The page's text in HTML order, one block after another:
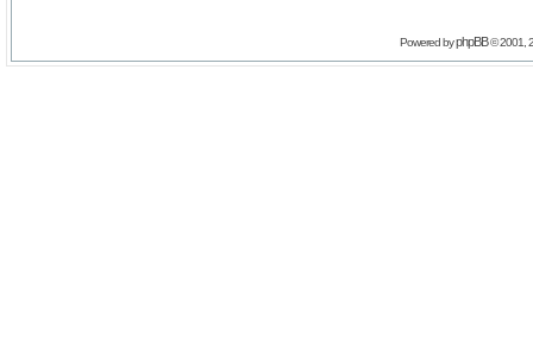
Powered byphpBB© 2001,